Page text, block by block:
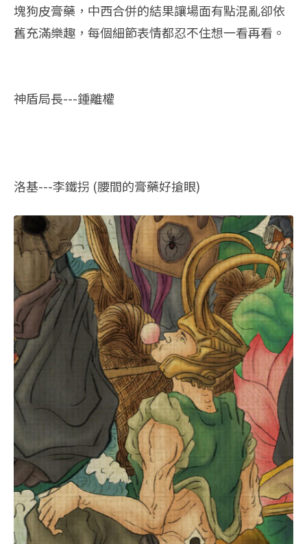
塊狗皮膏藥，中西合併的結果讓場面有點混亂卻依
舊充滿樂趣，每個細節表情都忍不住想一看再看。
神盾局長---鍾離權
洛基---李鐵拐 (腰間的膏藥好搶眼)